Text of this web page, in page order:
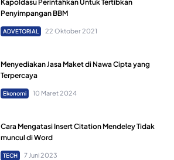
Kapoldasu Perintahkan Untuk Tertibkan
Penyimpangan BBM
ADVETORIAL 22 Oktober 2021
Menyediakan Jasa Maket di Nawa Cipta yang
Terpercaya
Ekonomi 10 Maret 2024
Cara Mengatasi Insert Citation Mendeley Tidak
muncul di Word
TECH 7 Juni 2023